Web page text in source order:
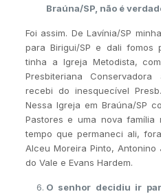
Braúna/SP, não é
Foi assim. De Lavínia/SP
para Birigui/SP e dali fomos
tinha a Igreja Metodista,
Presbiteriana
recebi do inesquecível
Nessa Igreja em Braúna/SP
Pastores e uma nova
tempo que permaneci ali,
Alceu Moreira Pinto,
do Vale e Evans Hardem.
O senhor decidiu ir